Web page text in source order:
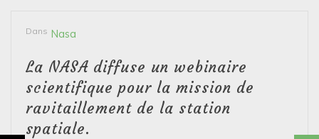
Dans Nasa
La NASA diffuse un webinaire
scientifique pour la mission de
ravitaillement de la station
spatiale.